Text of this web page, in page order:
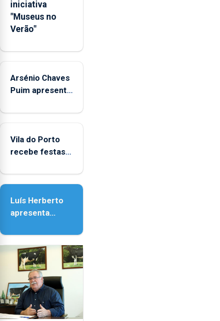
das
crianças
iniciativa
"Museus no
Verão"
Arsénio Chaves
Puim apresenta
Biblioteca de
Vila do Porto
recebe festas
Nossa Senhora
Luís Herberto
apresenta
Paisagem’